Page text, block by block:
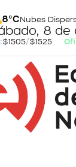
8°C Nubes
8 de
$1505/$1525